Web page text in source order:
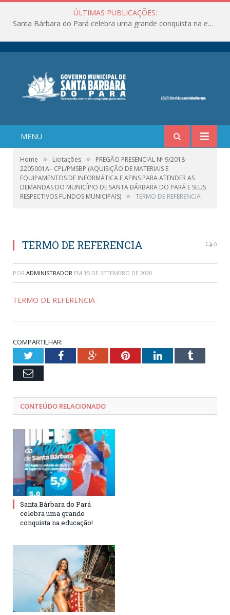
ÚLTIMAS PUBLICAÇÕES:
Santa Bárbara do Pará celebra uma grande conquista na educação!
MENU
Home » Licitações »
PREGÃO PRESENCIAL Nº 9/2018-
2205001A– CPL/PMSBP (AQUISIÇÃO DE MATERIAIS E
EQUIPAMENTOS DE INFORMÁTICA E AFINS PARA ATENDER AS
DEMANDAS DO MUNICÍPIO DE SANTA BÁRBARA DO PARÁ E SEUS
RESPECTIVOS FUNDOS MUNICIPAIS) » TERMO DE REFERENCIA
TERMO DE REFERENCIA 0
POR ADMINISTRADOR EM 15 DE SETEMBRO DE 2020
TERMO DE REFERENCIA
COMPARTILHAR:
TwitterFacebookGoogle+PinterestLinkedInTumblr
Email
CONTEÚDO RELACIONADO
Santa Bárbara do Pará
celebra uma grande
conquista na educação!